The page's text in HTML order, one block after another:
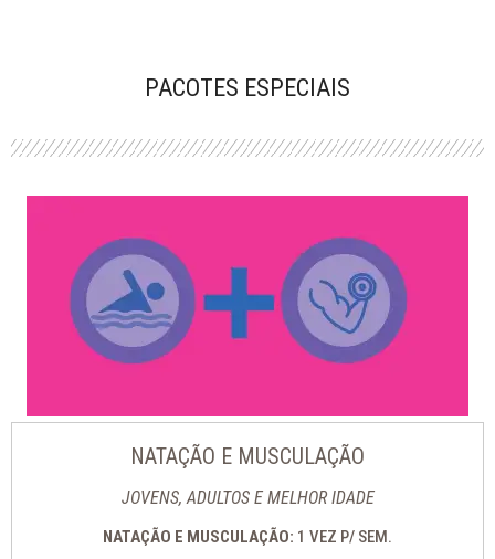
PACOTES ESPECIAIS
NATAÇÃO E MUSCULAÇÃO
JOVENS, ADULTOS E MELHOR IDADE
NATAÇÃO E MUSCULAÇÃO: 1 VEZ P/ SEM.